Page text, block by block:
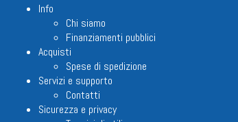
Info
Chi siamo
Finanziamenti pubblici
Acquisti
Spese di spedizione
Servizi e supporto
Contatti
Sicurezza e privacy